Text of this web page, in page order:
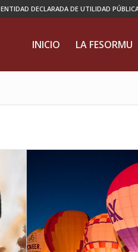
ENTIDAD DECLARADA DE UTILIDAD
INICIO LA FESORMU